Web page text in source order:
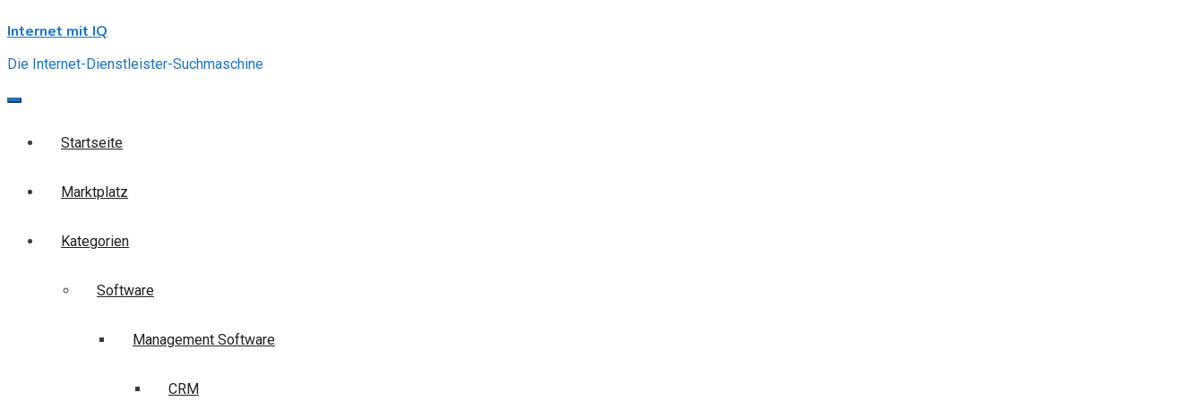
to
Internet mit IQ
Die Internet-Dienstleister-Suchmaschine
Startseite
Marktplatz
Kategorien
Software
Management Software
CRM